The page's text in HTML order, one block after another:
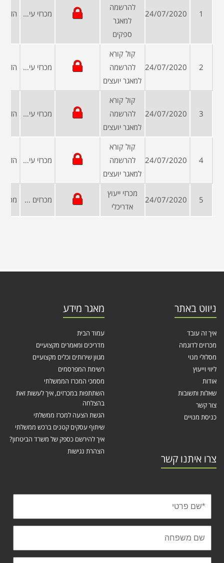
1
24/07/2020
להרשמה
למאגר
ספקים
מכרזי עיריות ומועצות
2
24/07/2020
קול קורא
להרשמה
למאגר יועצים
מכרזי עיריות ומועצות
3
24/07/2020
קול קורא
להרשמה
למאגר יועצים
מכרזי עיריות ומועצות
4
24/07/2020
קול קורא
להרשמה
למאגר יועצים
מכרזי עיריות ומועצות
5
24/07/2020
מכרזי ייעוץ
אדריכלי
מכרזים פומביים
ניווט באתר
איך זה עובד
מכרזים לדוגמה
מסלולי מנוי
ליווי וייעוץ
אודות
שאלות ותשובות
צור קשר
כניסת מנויים
מאגר מידע
עמוד הבית
מדריכים ומאמרים מקצועיים
מגוון שירותים וכלים מקצועיים
רשימת המפרסמים
מסמכי המכרז הממשלתי
השתתפות במכרזים, איך לעשות זאת
בהצלחה
הגשת הצעה למכרז ממשלתי
שיתוף עסקים קטנים ברכש ממשלתי
איך להירשם כספק של משרד הביטחון?
הצהרת נגישות
צרו איתנו קשר